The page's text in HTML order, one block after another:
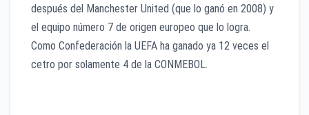
después del Manchester United (que lo ganó en 2008) y
el equipo número 7 de origen europeo que lo logra.
Como Confederación la UEFA ha ganado ya 12 veces el
cetro por solamente 4 de la CONMEBOL.